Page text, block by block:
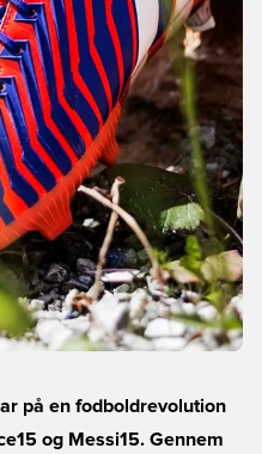
på en fodboldrevolution
og Messi15. Gennem